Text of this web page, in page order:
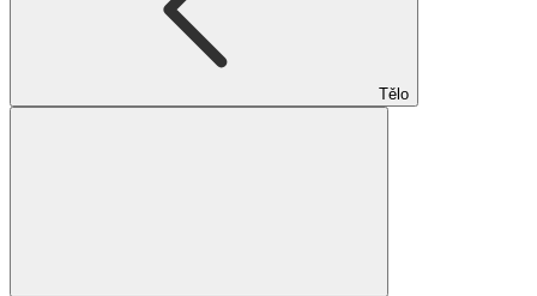
Tělo